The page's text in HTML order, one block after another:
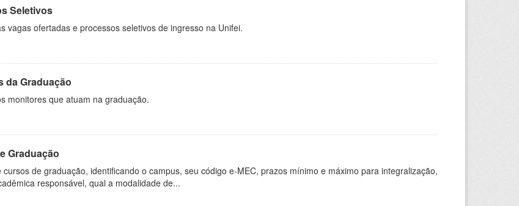
Seletivos
vagas ofertadas e processos seletivos de ingresso na Unifei.
da Graduação
monitores que atuam na graduação.
Graduação
cursos de graduação, identificando o campus, seu código e-MEC, prazos mínimo e máximo para integralização,
responsável, qual a modalidade de...